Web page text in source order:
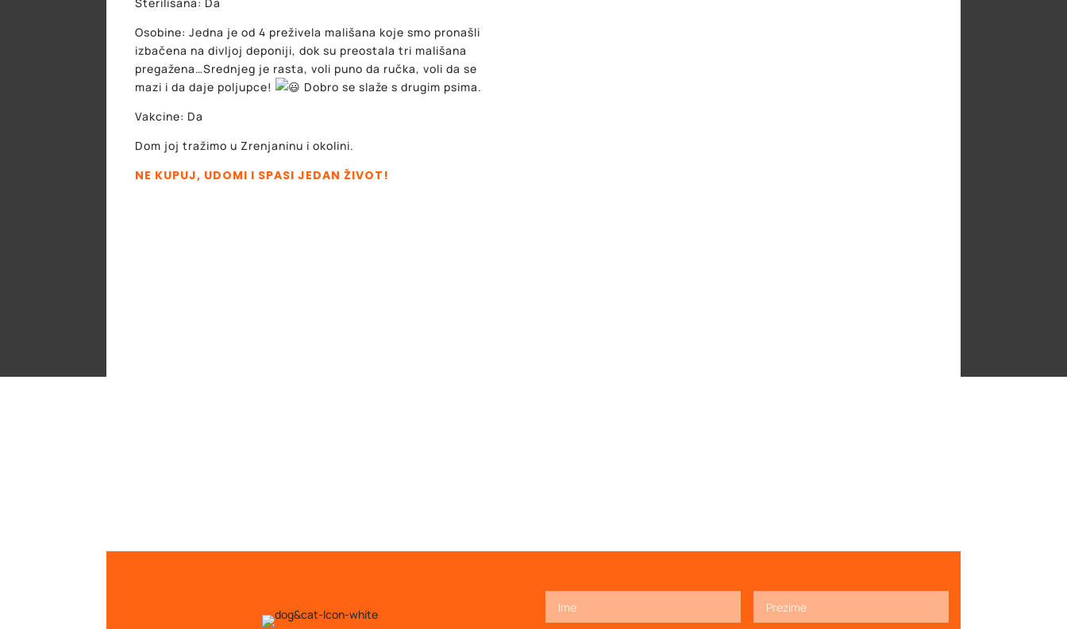
Osobine: Jedna je od 4 preživela mališana koje smo pronašli
izbačena na divljoj deponiji, dok su preostala tri mališana
pregažena…Srednjeg je rasta, voli puno da ručka, voli da se
mazi i da daje poljupce!
Dobro se slaže s drugim psima.
Vakcine: Da
Dom joj tražimo u Zrenjaninu i okolini.
NE KUPUJ, UDOMI I SPASI JEDAN ŽIVOT!